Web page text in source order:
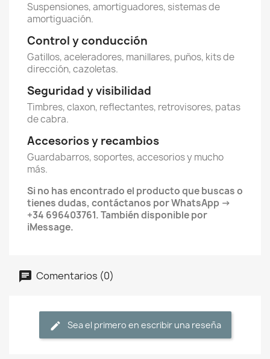
Suspensiones, amortiguadores, sistemas de
amortiguación.
Control y conducción
Gatillos, aceleradores, manillares, puños, kits de
dirección, cazoletas.
Seguridad y visibilidad
Timbres, claxon, reflectantes, retrovisores, patas
de cabra.
Accesorios y recambios
Guardabarros, soportes, accesorios y mucho
más.
Si no has encontrado el producto que buscas o
tienes dudas, contáctanos por WhatsApp →
+34 696403761. También disponible por
iMessage.
Comentarios (0)
Sea el primero en escribir una reseña